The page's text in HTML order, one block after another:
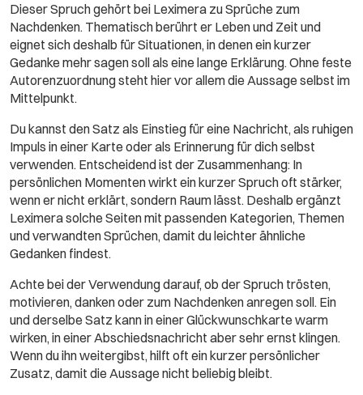
Dieser Spruch gehört bei Leximera zu Sprüche zum
Nachdenken. Thematisch berührt er Leben und Zeit und
eignet sich deshalb für Situationen, in denen ein kurzer
Gedanke mehr sagen soll als eine lange Erklärung. Ohne feste
Autorenzuordnung steht hier vor allem die Aussage selbst im
Mittelpunkt.
Du kannst den Satz als Einstieg für eine Nachricht, als ruhigen
Impuls in einer Karte oder als Erinnerung für dich selbst
verwenden. Entscheidend ist der Zusammenhang: In
persönlichen Momenten wirkt ein kurzer Spruch oft stärker,
wenn er nicht erklärt, sondern Raum lässt. Deshalb ergänzt
Leximera solche Seiten mit passenden Kategorien, Themen
und verwandten Sprüchen, damit du leichter ähnliche
Gedanken findest.
Achte bei der Verwendung darauf, ob der Spruch trösten,
motivieren, danken oder zum Nachdenken anregen soll. Ein
und derselbe Satz kann in einer Glückwunschkarte warm
wirken, in einer Abschiedsnachricht aber sehr ernst klingen.
Wenn du ihn weitergibst, hilft oft ein kurzer persönlicher
Zusatz, damit die Aussage nicht beliebig bleibt.